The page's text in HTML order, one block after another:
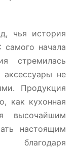
чья история
начала
стремилась
аксессуары не
Продукция
как кухонная
высочайшим
настоящим
благодаря